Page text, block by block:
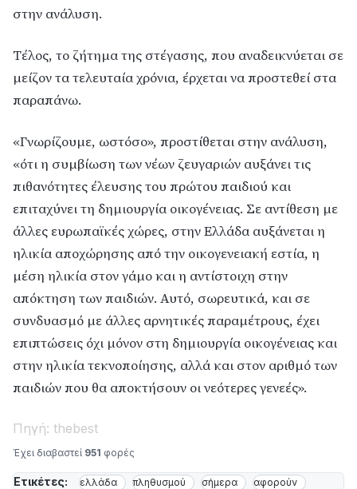
στην ανάλυση.
Τέλος, το ζήτημα της στέγασης, που αναδεικνύεται σε
μείζον τα τελευταία χρόνια, έρχεται να προστεθεί στα
παραπάνω.
«Γνωρίζουμε, ωστόσο», προστίθεται στην ανάλυση,
«ότι η συμβίωση των νέων ζευγαριών αυξάνει τις
πιθανότητες έλευσης του πρώτου παιδιού και
επιταχύνει τη δημιουργία οικογένειας. Σε αντίθεση με
άλλες ευρωπαϊκές χώρες, στην Ελλάδα αυξάνεται η
ηλικία αποχώρησης από την οικογενειακή εστία, η
μέση ηλικία στον γάμο και η αντίστοιχη στην
απόκτηση των παιδιών. Αυτό, σωρευτικά, και σε
συνδυασμό με άλλες αρνητικές παραμέτρους, έχει
επιπτώσεις όχι μόνον στη δημιουργία οικογένειας και
στην ηλικία τεκνοποίησης, αλλά και στον αριθμό των
παιδιών που θα αποκτήσουν οι νεότερες γενεές».
Πηγή: thebest
Έχει διαβαστεί 951 φορές
Ετικέτες: ελλάδα πληθυσμού σήμερα
αφορούν